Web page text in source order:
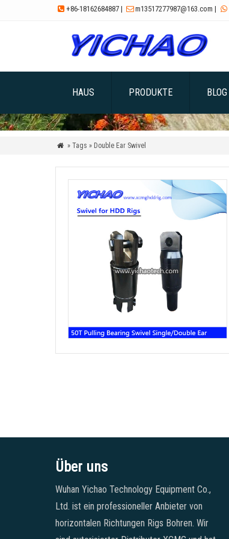
 +86-18162684887 | m13517277987@163.com | 
HAUS PRODUKTE BLOG
 » Tags » Double Ear Swivel
Über uns
Wuhan Yichao Technology Equipment Co.,
Ltd. ist ein professioneller Anbieter von
horizontalen Richtungen Rigs Bohren. Wir